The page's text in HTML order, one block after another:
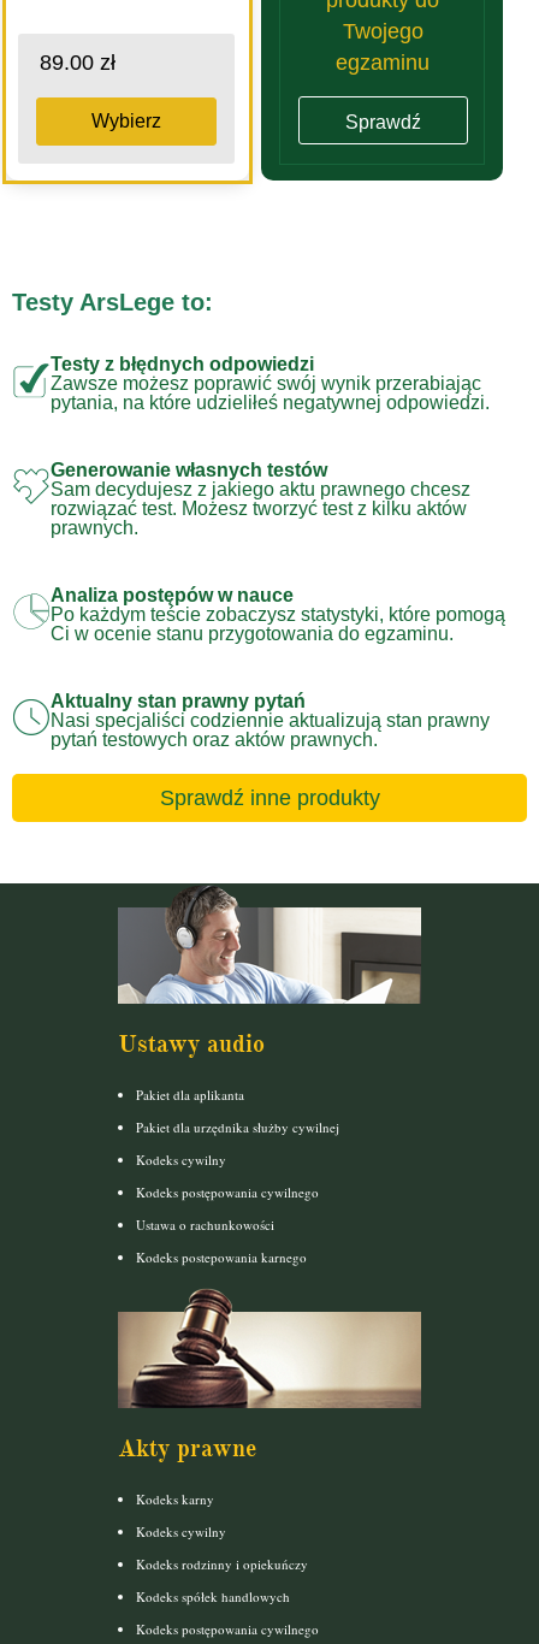
89.00 zł
Wybierz
Twojego
egzaminu
Sprawdź
Testy ArsLege to:
Testy z błędnych odpowiedzi
Zawsze możesz poprawić swój wynik przerabiając
pytania, na które udzieliłeś negatywnej odpowiedzi.
Generowanie własnych testów
Sam decydujesz z jakiego aktu prawnego chcesz
rozwiązać test. Możesz tworzyć test z kilku aktów
prawnych.
Analiza postępów w nauce
Po każdym teście zobaczysz statystyki, które pomogą
Ci w ocenie stanu przygotowania do egzaminu.
Aktualny stan prawny pytań
Nasi specjaliści codziennie aktualizują stan prawny
pytań testowych oraz aktów prawnych.
Sprawdź inne produkty
Ustawy audio
Pakiet dla aplikanta
Pakiet dla urzędnika służby cywilnej
Kodeks cywilny
Kodeks postępowania cywilnego
Ustawa o rachunkowości
Kodeks postepowania karnego
Akty prawne
Kodeks karny
Kodeks cywilny
Kodeks rodzinny i opiekuńczy
Kodeks spółek handlowych
Kodeks postępowania cywilnego